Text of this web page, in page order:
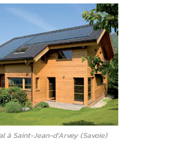
à Saint-Jean-d’Arvey (Savoie)